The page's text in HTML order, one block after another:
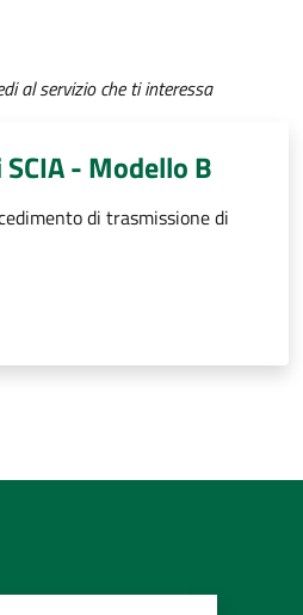
al servizio che ti interessa
- Modello B
di trasmissione di